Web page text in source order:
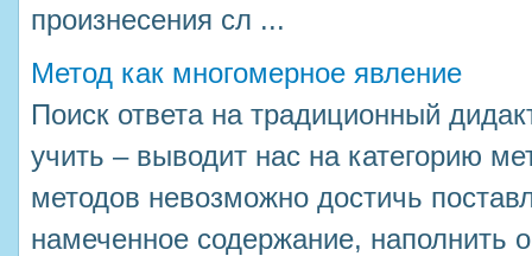
произнесения сл ...
Метод как многомерное явление
Поиск ответа на традиционный
учить – выводит нас на категорию
методов невозможно достичь
намеченное содержание, наполнить